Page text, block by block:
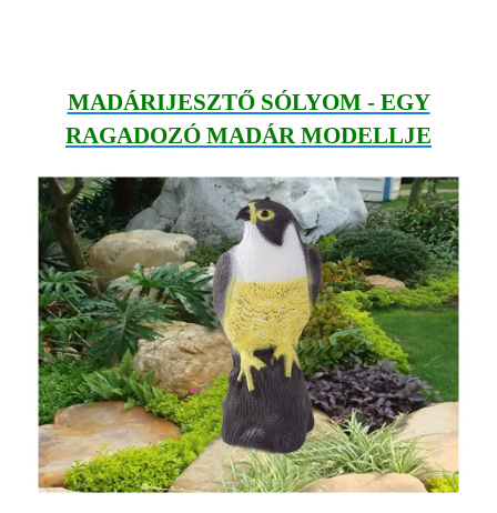
MADÁRIJESZTŐ SÓLYOM - EGY
RAGADOZÓ MADÁR MODELLJE